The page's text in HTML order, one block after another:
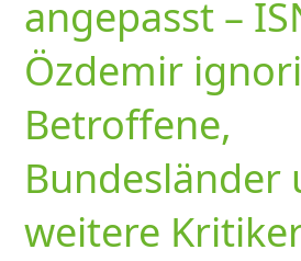
angepasst –
Özdemir
Betroffene,
Bundesländer
weitere